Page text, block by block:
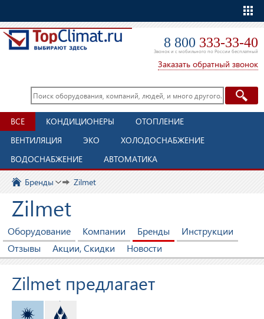
8 800 333-33-40
Звонок и с мобильного по России бесплатный
Заказать обратный звонок
ВСЕ КОНДИЦИОНЕРЫ
ОТОПЛЕНИЕ
ВЕНТИЛЯЦИЯ
ЭКО
ХОЛОДОСНАБЖЕНИЕ
ВОДОСНАБЖЕНИЕ
АВТОМАТИКА
Бренды Zilmet
Zilmet
Оборудование Компании Бренды
Инструкции
Отзывы
Акции, Скидки Новости
Zilmet предлагает
ОТОПЛЕНИЕ